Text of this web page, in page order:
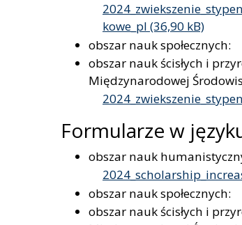
kowe_pl
obszar nauk społecznych:
obszar nauk ścisłych i
Międzynarodowej
Formularze w
obszar nauk
obszar nauk społecznych:
obszar nauk ścisłych i